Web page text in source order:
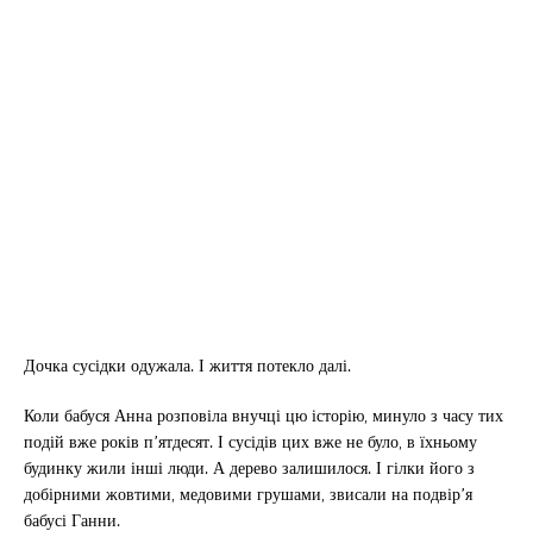
Дочка сусідки одужала. І життя потекло далі.
Коли бабуся Анна розповіла внучці цю історію, минуло з часу тих
подій вже років п’ятдесят. І сусідів цих вже не було, в їхньому
будинку жили інші люди. А дерево залишилося. І гілки його з
добірними жовтими, медовими грушами, звисали на подвір’я
бабусі Ганни.